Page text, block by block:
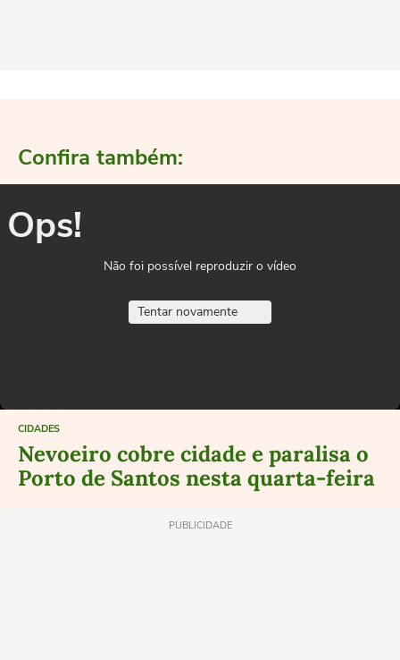
Confira também:
Ops!
Não foi possível reproduzir o vídeo
Tentar novamente
CIDADES
Nevoeiro cobre cidade e paralisa o
Porto de Santos nesta quarta-feira
PUBLICIDADE